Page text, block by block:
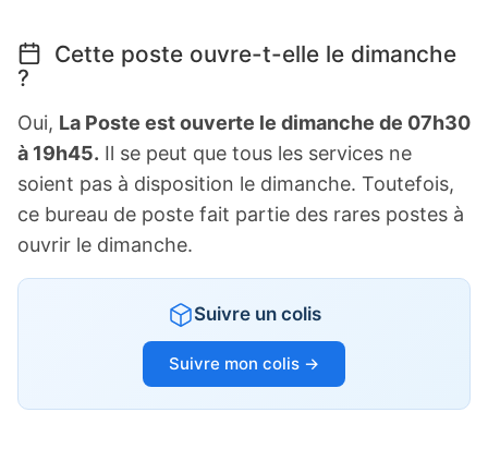
Cette poste ouvre-t-elle le dimanche
?
Oui, La Poste est ouverte le dimanche de 07h30
à 19h45. Il se peut que tous les services ne
soient pas à disposition le dimanche. Toutefois,
ce bureau de poste fait partie des rares postes à
ouvrir le dimanche.
Suivre un colis
Suivre mon colis →